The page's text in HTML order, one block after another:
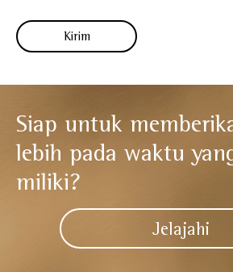
Siap untuk
lebih pada waktu
miliki?​
Jelajahi